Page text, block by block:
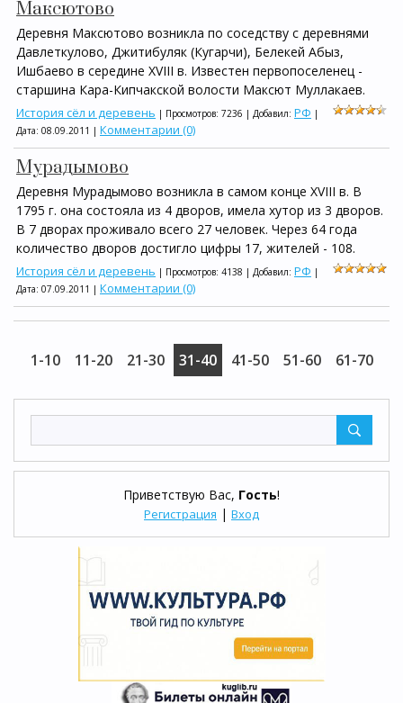
Приветствую Вас, Гость!
Регистрация | Вход
Максютово
Деревня Максютово возникла по соседству с деревнями
Давлеткулово, Джитибуляк (Кугарчи), Белекей Абыз,
Ишбаево в середине XVIII в. Известен первопоселенец -
старшина Кара-Кипчакской волости Максют Муллакаев.
История сёл и деревень | Просмотров: 7236 | Добавил: РФ |
Дата: 08.09.2011 | Комментарии (0)
Мурадымово
Деревня Мурадымово возникла в самом конце XVIII в. В
1795 г. она состояла из 4 дворов, имела хутор из 3 дворов.
В 7 дворах проживало всего 27 человек. Через 64 года
количество дворов достигло цифры 17, жителей - 108.
История сёл и деревень | Просмотров: 4138 | Добавил: РФ |
Дата: 07.09.2011 | Комментарии (0)
1-10 11-20 21-30 31-40 41-50 51-60 61-70